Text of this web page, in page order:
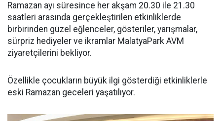
Ramazan ayı süresince her akşam 20.30 ile 21.30
saatleri arasında gerçekleştirilen etkinliklerde
birbirinden güzel eğlenceler, gösteriler, yarışmalar,
sürpriz hediyeler ve ikramlar MalatyaPark AVM
ziyaretçilerini bekliyor.
Özellikle çocukların büyük ilgi gösterdiği etkinliklerle
eski Ramazan geceleri yaşatılıyor.